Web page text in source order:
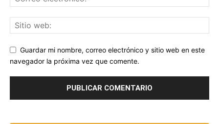
Guardar mi nombre, correo electrónico y sitio web en este
navegador la próxima vez que comente.